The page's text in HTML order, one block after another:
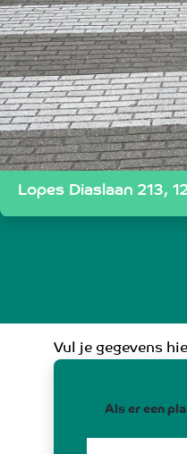
Lopes Diaslaan 213,
Vul je gegevens
Als er een